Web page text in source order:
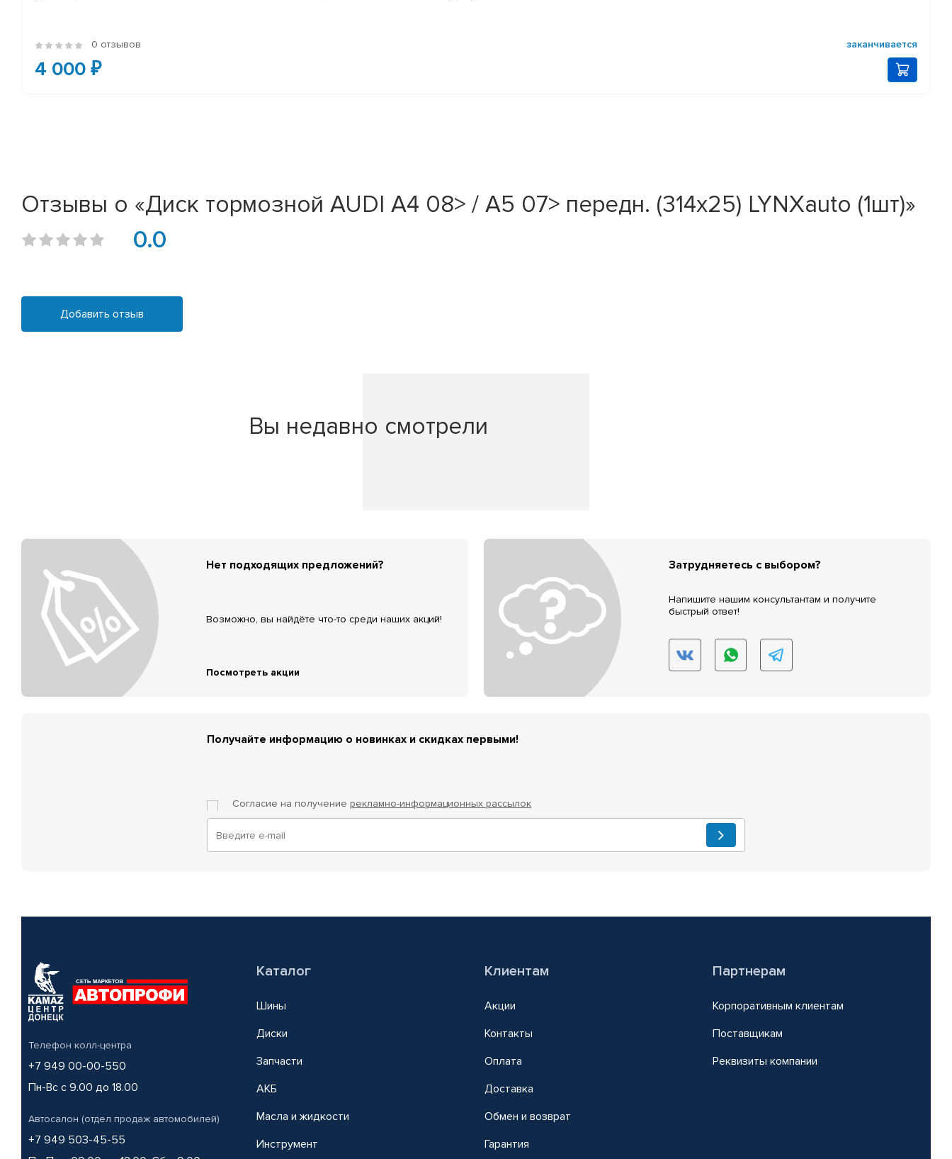
0 отзывов заканчивается
4 000 ₽
Отзывы о «Диск тормозной AUDI A4 08> / A5 07> передн. (314x25) LYNXauto (1шт)»
0.0
Добавить отзыв
Вы недавно смотрели
Нет подходящих предложений?
Возможно, вы найдёте что-то среди наших акций!
Посмотреть акции
Затрудняетесь с выбором?
Напишите нашим консультантам и получите
быстрый ответ!
Получайте информацию о новинках и скидках первыми!
Согласие на получение рекламно-информационных рассылок
Телефон колл-центра
+7 949 00-00-550
Пн-Вс с 9.00 до 18.00
Автосалон (отдел продаж автомобилей)
+7 949 503-45-55
Каталог
Шины
Диски
Запчасти
АКБ
Масла и жидкости
Инструмент
Клиентам
Акции
Контакты
Оплата
Доставка
Обмен и возврат
Гарантия
Партнерам
Корпоративным клиентам
Поставщикам
Реквизиты компании